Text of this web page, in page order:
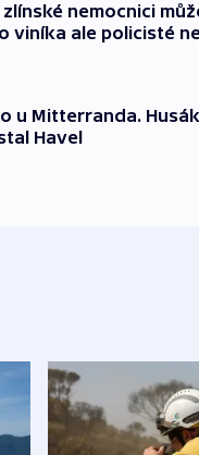
nemocnici
viníka ale policisté
u Mitterranda.
Havel